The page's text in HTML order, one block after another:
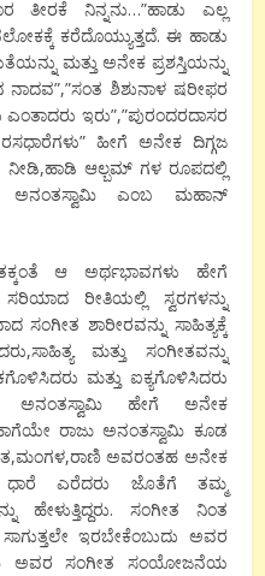
ನಿನ್ನನು…”ಹಾಡು ಎಲ್ಲ
ಕರೆದೊಯ್ಯುತ್ತದೆ. ಈ ಹಾಡು
ಮತ್ತು ಅನೇಕ ಪ್ರಶಸ್ತಿಯನ್ನು
ನಾದವ”,”ಸಂತ ಶಿಶುನಾಳ ಷರೀಫರ
ಎಂತಾದರು ಇರು”,”ಪುರಂದರದಾಸರ
ಹೀಗೆ ಅನೇಕ ದಿಗ್ಗಜ
ಆಲ್ಬಮ್ ಗಳ ರೂಪದಲ್ಲಿ
ಅನಂತಸ್ವಾಮಿ ಎಂಬ ಮಹಾನ್
ಆ ಅರ್ಥಭಾವಗಳು ಹೇಗೆ
ರೀತಿಯಲ್ಲಿ ಸ್ವರಗಳನ್ನು
ಶಾರೀರವನ್ನು ಸಾಹಿತ್ಯಕ್ಕೆ
ಮತ್ತು ಸಂಗೀತವನ್ನು
ಮತ್ತು ಐಕ್ಯಗೊಳಿಸಿದರು
ಅನಂತಸ್ವಾಮಿ ಹೇಗೆ ಅನೇಕ
ರಾಜು ಅನಂತಸ್ವಾಮಿ ಕೂಡ
ಅವರಂತಹ ಅನೇಕ
ಧಾರೆ ಎರೆದರು ಜೊತೆಗೆ ತಮ್ಮ
ಹೇಳುತ್ತಿದ್ದರು. ಸಂಗೀತ ನಿಂತ
ಇರಬೇಕೆಂಬುದು ಅವರ
ಅವರ ಸಂಗೀತ ಸಂಯೋಜನೆಯ